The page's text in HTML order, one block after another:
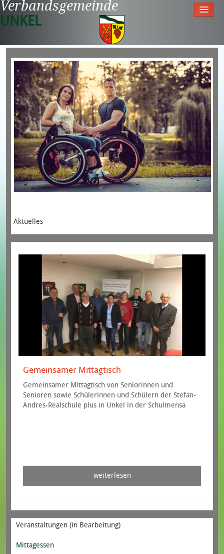
Verbandsgemeinde
UNKEL
Aktuell
Tourismus & Freizeit
Meine Gemeinde
Rathaus
Aktuelles
Gemeinsamer Mittagtisch
Gemeinsamer Mittagtisch von Seniorinnen und
Senioren sowie Schülerinnen und Schülern der Stefan-
Andres-Realschule plus in Unkel in der Schulmensa
weiterlesen
Veranstaltungen (in Bearbeitung)
Mittagessen